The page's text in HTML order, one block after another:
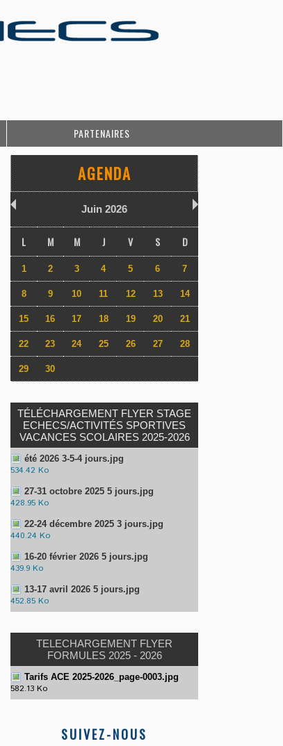
PARTENAIRES
AGENDA
Juin 2026
L M M J V S D
1 2 3 4 5 6 7
8 9 10 11 12 13 14
15 16 17 18 19 20 21
22 23 24 25 26 27 28
29 30
TÉLÉCHARGEMENT FLYER STAGE
ECHECS/ACTIVITÉS SPORTIVES
VACANCES SCOLAIRES 2025-2026
été 2026 3-5-4 jours.jpg
534.42 Ko
27-31 octobre 2025 5 jours.jpg
428.95 Ko
22-24 décembre 2025 3 jours.jpg
440.24 Ko
16-20 février 2026 5 jours.jpg
439.9 Ko
13-17 avril 2026 5 jours.jpg
452.85 Ko
TELECHARGEMENT FLYER
FORMULES 2025 - 2026
Tarifs ACE 2025-2026_page-0003.jpg
582.13 Ko
SUIVEZ-NOUS